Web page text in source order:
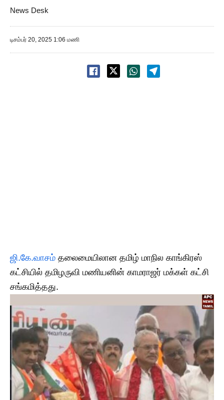
News Desk
டிசம்பர் 20, 2025 1:06 மணி
ஜி.கே.வாசம் தலைமையிலான தமிழ் மாநில காங்கிரஸ்
கட்சியில் தமிழருவி மணியனின் காமராஜர் மக்கள் கட்சி
சங்கமித்தது.